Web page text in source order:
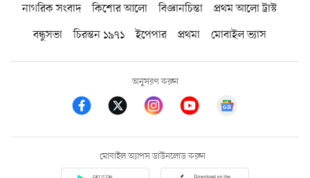
নাগরিক সংবাদ কিশোর আলো বিজ্ঞানচিন্তা
প্রথম আলো ট্রাস্ট
বন্ধুসভা
চিরন্তন ১৯৭১ ইপেপার প্রথমা মোবাইল ভ্যাস
অনুসরণ করুন
মোবাইল অ্যাপস ডাউনলোড করুন